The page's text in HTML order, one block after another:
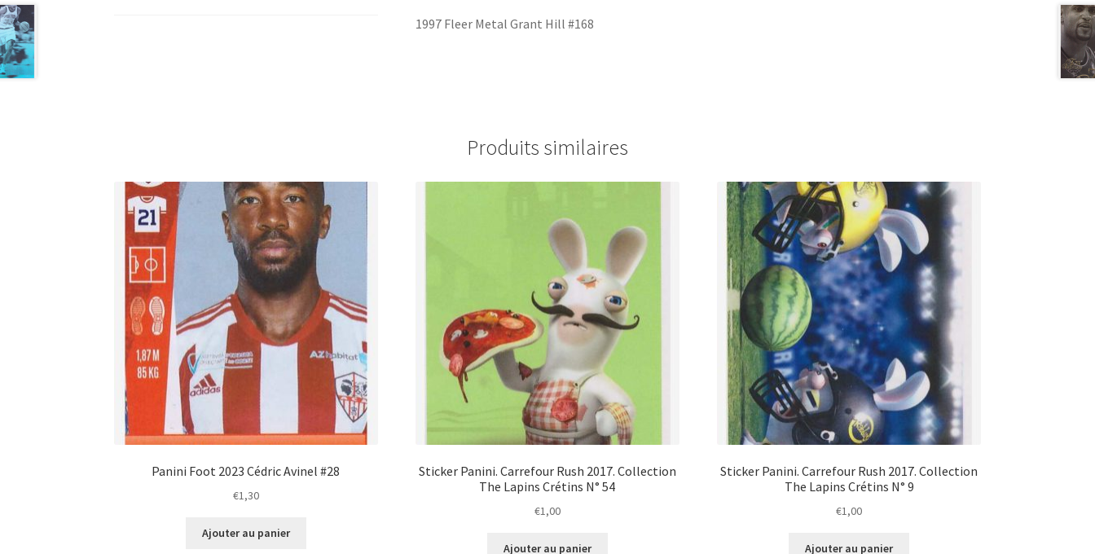
1997 Fleer Metal Grant Hill #168
Produits similaires
Panini Foot 2023 Cédric Avinel #28
€1,30
Ajouter au panier
Sticker Panini. Carrefour Rush 2017. Collection
The Lapins Crétins N° 54
€1,00
Ajouter au panier
Sticker Panini. Carrefour Rush 2017. Collection
The Lapins Crétins N° 9
€1,00
Ajouter au panier